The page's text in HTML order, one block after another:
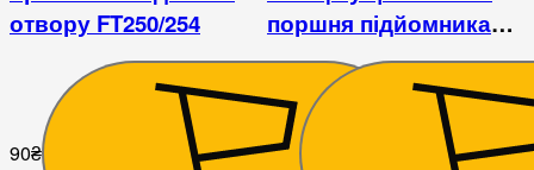
отвору FT250/254
90₴
поршня підйомника
FT240 / 244
68₴